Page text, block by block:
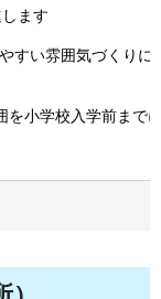
ます
すい雰囲気づくりに
を小学校入学前まで